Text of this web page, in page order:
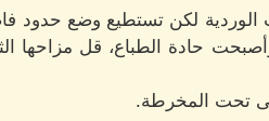
الوردية لكن تستطيع وضع
حادة الطباع، قل مزاحها
تحت المخرطة.